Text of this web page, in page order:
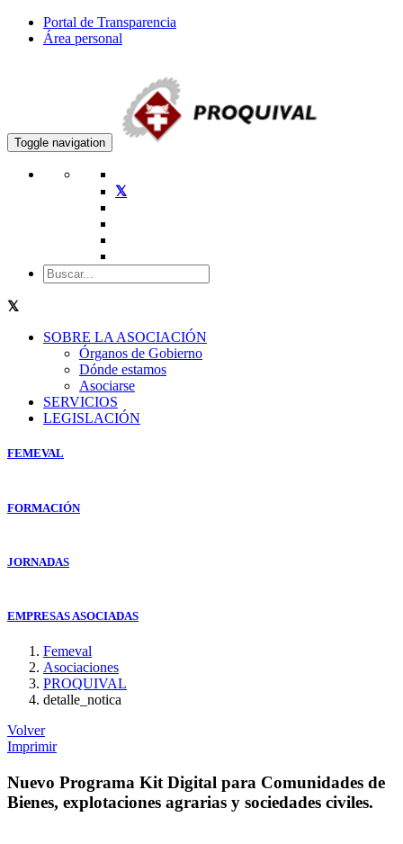
Portal de Transparencia
Área personal
Toggle navigation
SOBRE LA ASOCIACIÓN
Órganos de Gobierno
Dónde estamos
Asociarse
SERVICIOS
LEGISLACIÓN
FEMEVAL
FORMACIÓN
JORNADAS
EMPRESAS ASOCIADAS
Femeval
Asociaciones
PROQUIVAL
detalle_notica
Volver
Imprimir
Nuevo Programa Kit Digital para Comunidades de
Bienes, explotaciones agrarias y sociedades civiles.